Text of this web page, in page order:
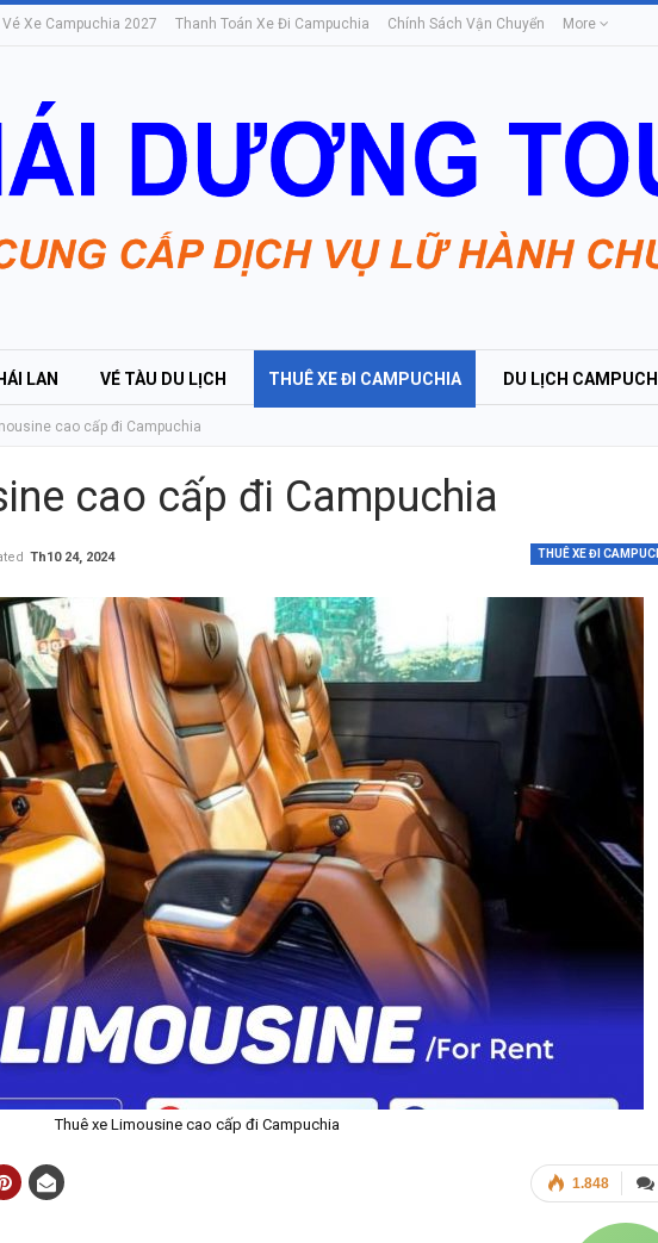
Xe Campuchia 2027 Thanh Toán Xe Đi Campuchia Chính Sách Vận Chuyển More
LAN VÉ TÀU DU LỊCH THUÊ XE ĐI CAMPUCHIA DU LỊCH
cao cấp đi Campuchia
cao cấp đi Campuchia
THUÊ XE ĐI
Th10 24, 2024
Thuê xe Limousine cao cấp đi Campuchia
1.848